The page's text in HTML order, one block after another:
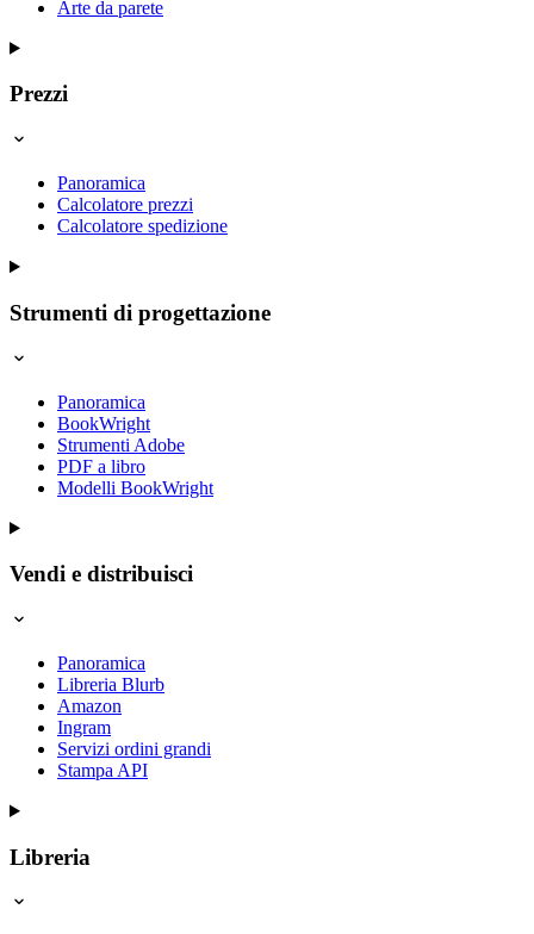
Arte da parete
Prezzi
Panoramica
Calcolatore prezzi
Calcolatore spedizione
Strumenti di progettazione
Panoramica
BookWright
Strumenti Adobe
PDF a libro
Modelli BookWright
Vendi e distribuisci
Panoramica
Libreria Blurb
Amazon
Ingram
Servizi ordini grandi
Stampa API
Libreria